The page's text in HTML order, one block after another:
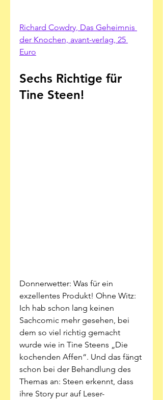
Richard Cowdry, Das Geheimnis
der Knochen, avant-verlag, 25
Euro
Sechs Richtige für
Tine Steen!
Donnerwetter: Was für ein
exzellentes Produkt! Ohne Witz:
Ich hab schon lang keinen
Sachcomic mehr gesehen, bei
dem so viel richtig gemacht
wurde wie in Tine Steens „Die
kochenden Affen“. Und das fängt
schon bei der Behandlung des
Themas an: Steen erkennt, dass
ihre Story pur auf Leser-